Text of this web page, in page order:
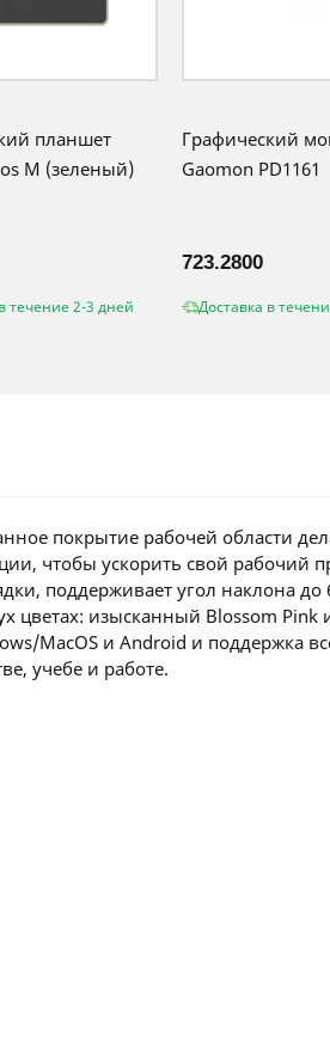
планшет
M (зеленый)
течение 2-3 дней
Графический
Gaomon PD1161
723.2800
Доставка в
покрытие рабочей области
чтобы ускорить свой рабочий
поддерживает угол наклона до
изысканный Blossom Pink
MacOS и Android и поддержка
учебе и работе.